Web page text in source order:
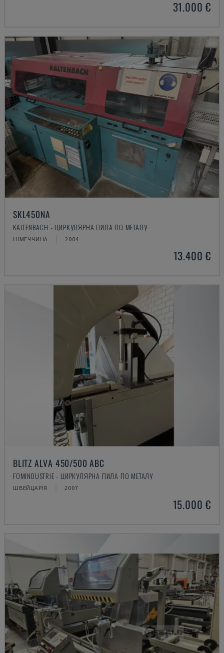
31.000 €
SKL450NA
KALTENBACH - ЦИРКУЛЯРНА ПИЛА ПО МЕТАЛУ
НІМЕЧЧИНА 2004
13.400 €
BLITZ ALVA 450/500 ABC
FOMINDUSTRIE - ЦИРКУЛЯРНА ПИЛА ПО МЕТАЛУ
ШВЕЙЦАРІЯ 2007
15.000 €